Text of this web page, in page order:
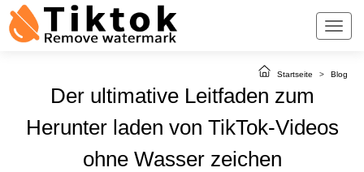
Startseite > Blog
Der ultimative Leitfaden zum
Herunter laden von TikTok-Videos
ohne Wasser zeichen